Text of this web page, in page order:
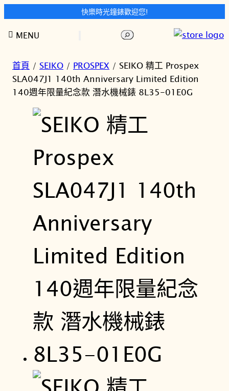
快樂時光鐘錶歡迎您!
至
搜
MENU
首頁 / SEIKO / PROSPEX / SEIKO 精工 Prospex
SLA047J1 140th Anniversary Limited Edition
140週年限量紀念款 潛水機械錶 8L35-01E0G